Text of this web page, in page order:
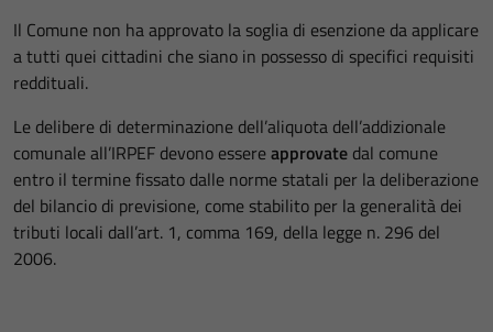
Il Comune non ha approvato la soglia di esenzione da applicare
a tutti quei cittadini che siano in possesso di specifici requisiti
reddituali.
Le delibere di determinazione dell’aliquota dell’addizionale
comunale all’IRPEF devono essereapprovate dal comune
entro il termine fissato dalle norme statali per la deliberazione
del bilancio di previsione, come stabilito per la generalità dei
tributi locali dall’art. 1, comma 169, della legge n. 296 del
2006.